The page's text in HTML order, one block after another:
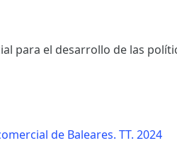
el desarrollo de las
de Baleares. TT. 2024